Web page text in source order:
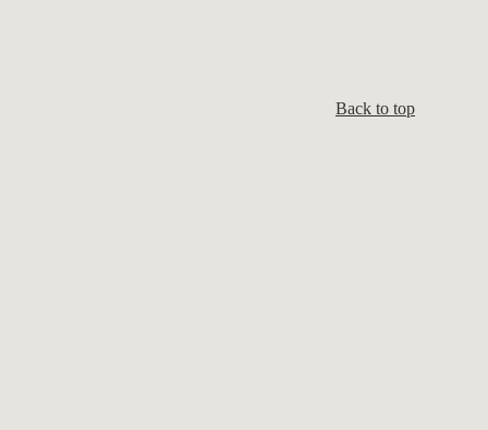
Back to top